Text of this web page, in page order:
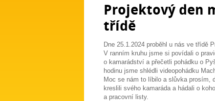
Projektový den
třídě
Dne 25.1.2024 proběhl u nás ve třídě
V ranním kruhu jsme si povídali o
o kamarádství a přečetli pohádku o
hodinu jsme shlédli videopohádku
Moc se nám to líbilo a slůvka prosím,
kreslili svého kamaráda a hádali o
a pracovní listy.